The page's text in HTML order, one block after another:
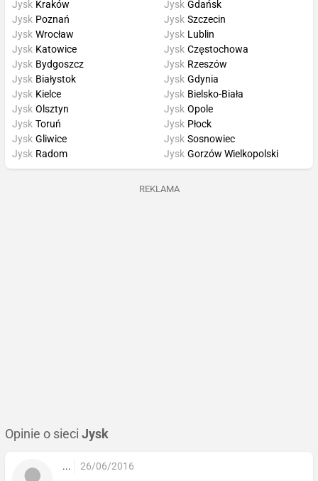
Jysk Kraków
Jysk Poznań
Jysk Wrocław
Jysk Gdańsk
Jysk Szczecin
Jysk Lublin
Jysk Katowice
Jysk Bydgoszcz
Jysk Białystok
Jysk Kielce
Jysk Częstochowa
Jysk Rzeszów
Jysk Gdynia
Jysk Bielsko-Biała
Jysk Olsztyn
Jysk Toruń
Jysk Gliwice
Jysk Radom
Jysk Opole
Jysk Płock
Jysk Sosnowiec
Jysk Gorzów Wielkopolski
REKLAMA
Opinie o sieci Jysk
... 26/06/2016